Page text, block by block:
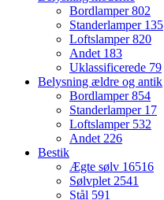
Bordlamper802
Standerlamper 135
Loftslamper820
Andet 183
Uklassificerede 79
Belysning ældre og antik
Bordlamper854
Standerlamper 17
Loftslamper 532
Andet226
Bestik
Ægte sølv 16516
Sølvplet2541
Stål 591